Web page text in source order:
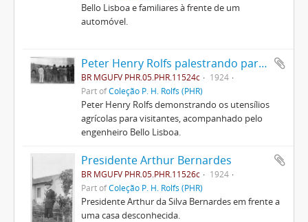
Bello Lisboa e familiares à frente de um
automóvel.
Peter Henry Rolfs palestrando para visitantes
BR MGUFV PHR.05.PHR.11524c
1924
Part ofColeção P. H. Rolfs (PHR)
Peter Henry Rolfs demonstrando os utensílios
agrícolas para visitantes, acompanhado pelo
engenheiro Bello Lisboa.
Presidente Arthur Bernardes
BR MGUFV PHR.05.PHR.11526c
1924
Part ofColeção P. H. Rolfs (PHR)
Presidente Arthur da Silva Bernardes em frente a
uma casa desconhecida.